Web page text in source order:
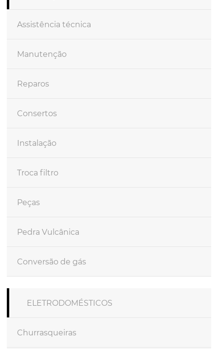
Assistência técnica
Manutenção
Reparos
Consertos
Instalação
Troca filtro
Peças
Pedra Vulcânica
Conversão de gás
ELETRODOMÉSTICOS
Churrasqueiras